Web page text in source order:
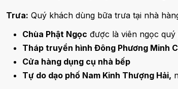
Trưa: Quý khách dùng bữa trưa tại nhà
Chùa Phật Ngọc được là viên ngọc
Tháp truyền hình Đông Phương Minh
Cửa hàng dụng cụ nhà bếp
Tự do dạo phố Nam Kinh Thượng Hải,